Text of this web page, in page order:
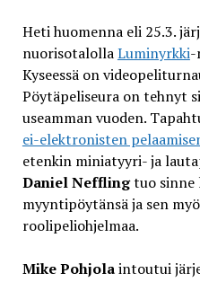
Heti huomenna eli 25.3.
nuorisotalollaLuminyrkki-
Kyseessä on
Pöytäpeliseura on tehnyt
useamman vuoden.
ei-elektronisten
etenkin miniatyyri- ja
Daniel Nefflingtuo sinne
myyntipöytänsä ja sen
roolipeliohjelmaa.
Mike Pohjolaintoutui